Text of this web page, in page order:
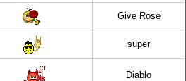
Give Rose
super
Diablo